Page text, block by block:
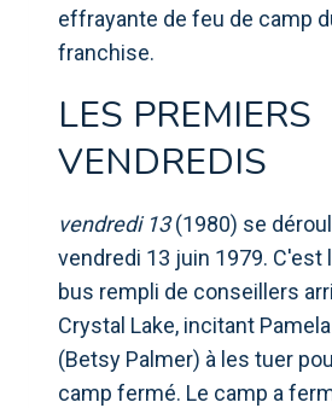
effrayante de feu de camp
franchise.
LES PREMIERS
VENDREDIS
vendredi 13(1980) se
vendredi 13 juin 1979. C'est
bus rempli de conseillers
Crystal Lake, incitant
(Betsy Palmer) à les tuer
camp fermé. Le camp a